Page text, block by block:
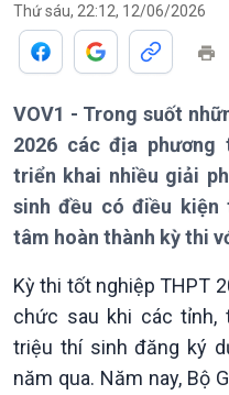
Giới thiệu
Thứ sáu, 22:12, 12/06/2026
VOV1 - Trong suốt
2026 các địa
triển khai nhiều giải
sinh đều có điều kiện
tâm hoàn thành kỳ thi
Kỳ thi tốt nghiệp THPT
chức sau khi các tỉnh,
triệu thí sinh đăng ký
năm qua. Năm nay, Bộ